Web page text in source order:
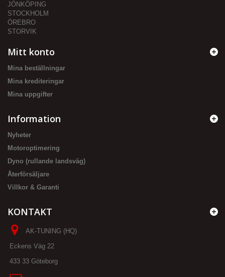
JÖNKÖPING
STOCKHOLM
ÖREBRO
STORVIK
Mitt konto
Mina beställningar
Mina krediteringar
Mina uppgifter
Information
Nyheter
Motoroptimering
Dyno (rullande landsväg)
Återförsäljare
Villkor & Garanti
KONTAKT
AK-TUNING (HQ)
Eckens Väg 22
433 33 Göteborg